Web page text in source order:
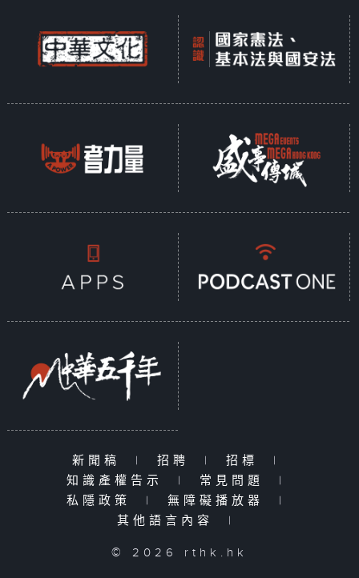
新聞稿 | 招聘 | 招標
|
知識產權告示
| 常見問題
|
私隱政策
| 無障礙播放器
|
其他語言內容
|
© 2026 rthk.hk